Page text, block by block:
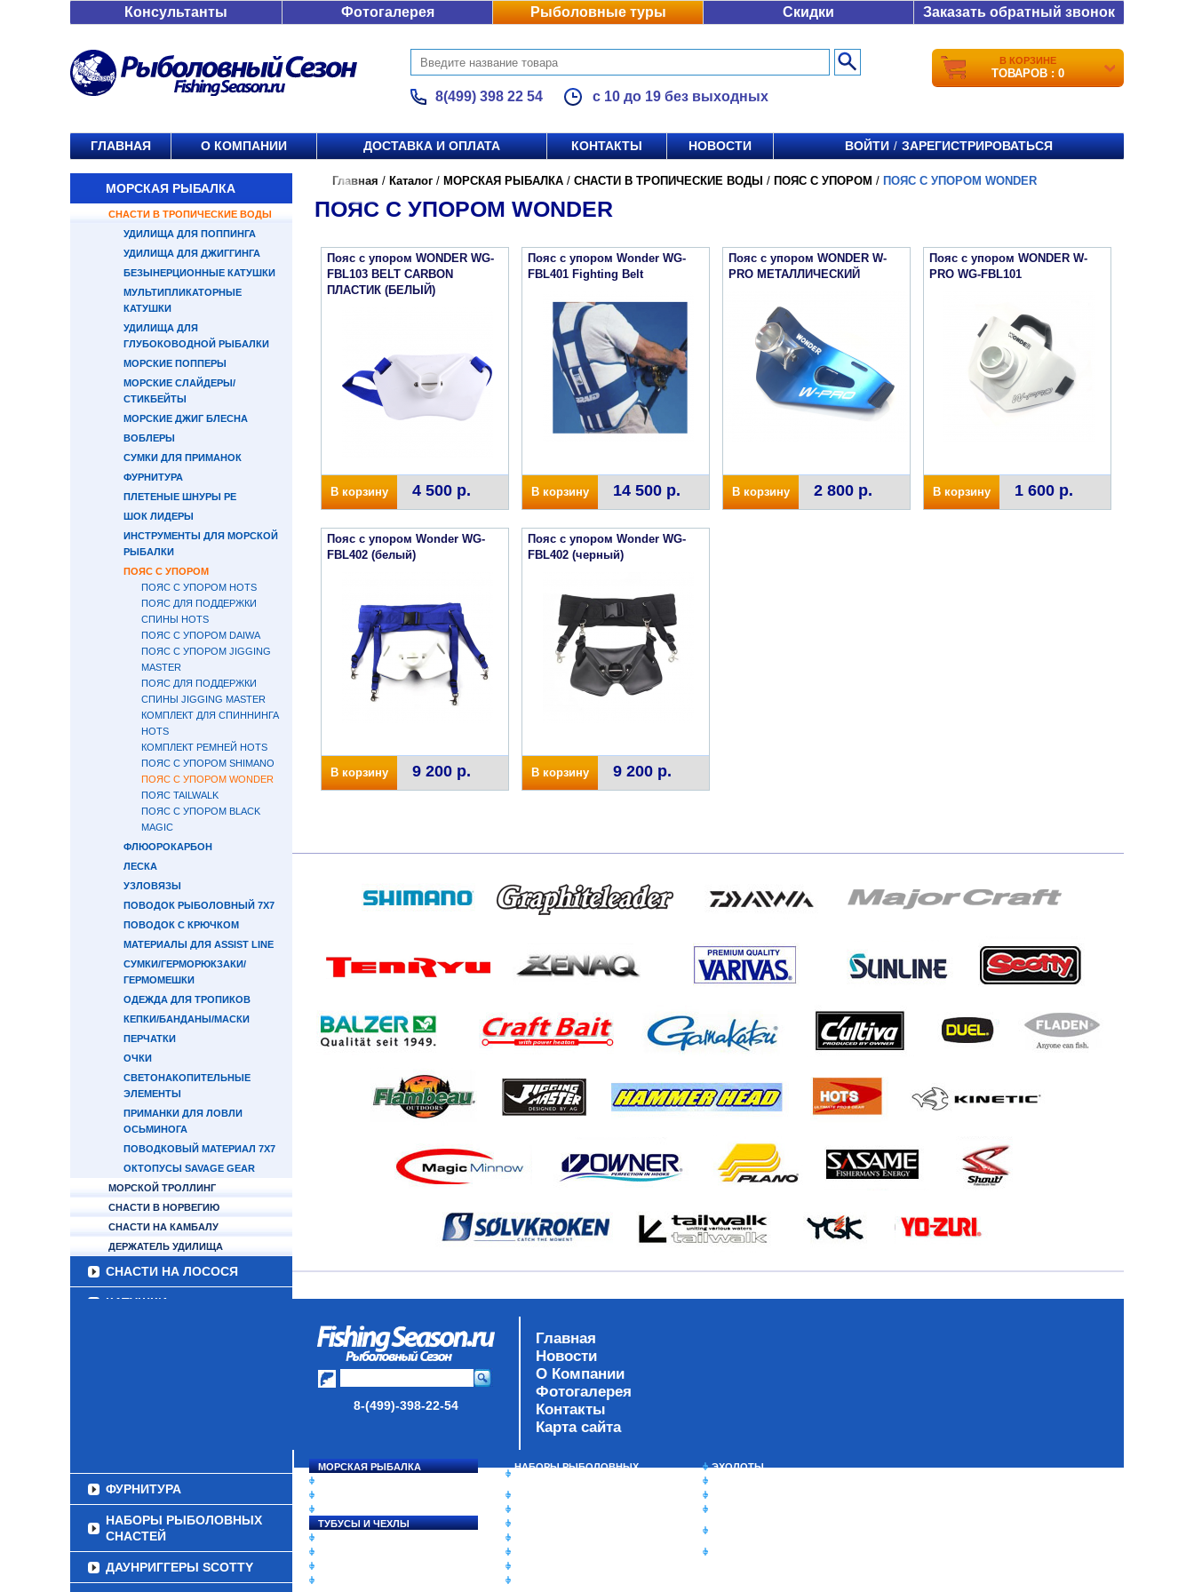
Консультанты Фотогалерея Рыболовные туры Скидки Заказать обратный звонок
8(499) 398 22 54 с 10 до 19 без выходных
В КОРЗИНЕ
ТОВАРОВ : 0
ГЛАВНАЯ О КОМПАНИИ ДОСТАВКА И ОПЛАТА КОНТАКТЫ НОВОСТИ ВОЙТИ / ЗАРЕГИСТРИРОВАТЬСЯ
МОРСКАЯ РЫБАЛКА
СНАСТИ В ТРОПИЧЕСКИЕ ВОДЫ
УДИЛИЩА ДЛЯ ПОППИНГА
УДИЛИЩА ДЛЯ ДЖИГГИНГА
БЕЗЫНЕРЦИОННЫЕ КАТУШКИ
МУЛЬТИПЛИКАТОРНЫЕ
КАТУШКИ
УДИЛИЩА ДЛЯ
ГЛУБОКОВОДНОЙ РЫБАЛКИ
МОРСКИЕ ПОППЕРЫ
МОРСКИЕ СЛАЙДЕРЫ/
СТИКБЕЙТЫ
МОРСКИЕ ДЖИГ БЛЕСНА
ВОБЛЕРЫ
СУМКИ ДЛЯ ПРИМАНОК
ФУРНИТУРА
ПЛЕТЕНЫЕ ШНУРЫ PE
ШОК ЛИДЕРЫ
ИНСТРУМЕНТЫ ДЛЯ МОРСКОЙ
РЫБАЛКИ
ПОЯС С УПОРОМ
ПОЯС С УПОРОМ HOTS
ПОЯС ДЛЯ ПОДДЕРЖКИ
СПИНЫ HOTS
ПОЯС С УПОРОМ DAIWA
ПОЯС С УПОРОМ JIGGING
MASTER
ПОЯС ДЛЯ ПОДДЕРЖКИ
СПИНЫ JIGGING MASTER
КОМПЛЕКТ ДЛЯ СПИННИНГА
HOTS
КОМПЛЕКТ РЕМНЕЙ HOTS
ПОЯС С УПОРОМ SHIMANO
ПОЯС С УПОРОМ WONDER
ПОЯС TAILWALK
ПОЯС С УПОРОМ BLACK
MAGIC
ФЛЮОРОКАРБОН
ЛЕСКА
УЗЛОВЯЗЫ
ПОВОДОК РЫБОЛОВНЫЙ 7Х7
ПОВОДОК С КРЮЧКОМ
МАТЕРИАЛЫ ДЛЯ ASSIST LINE
СУМКИ/ГЕРМОРЮКЗАКИ/
ГЕРМОМЕШКИ
ОДЕЖДА ДЛЯ ТРОПИКОВ
КЕПКИ/БАНДАНЫ/МАСКИ
ПЕРЧАТКИ
ОЧКИ
СВЕТОНАКОПИТЕЛЬНЫЕ
ЭЛЕМЕНТЫ
ПРИМАНКИ ДЛЯ ЛОВЛИ
ОСЬМИНОГА
ПОВОДКОВЫЙ МАТЕРИАЛ 7Х7
ОКТОПУСЫ SAVAGE GEAR
МОРСКОЙ ТРОЛЛИНГ
СНАСТИ В НОРВЕГИЮ
СНАСТИ НА КАМБАЛУ
ДЕРЖАТЕЛЬ УДИЛИЩА
СНАСТИ НА ЛОСОСЯ
КАТУШКИ
ФУРНИТУРА
НАБОРЫ РЫБОЛОВНЫХ
СНАСТЕЙ
ДАУНРИГГЕРЫ SCOTTY
Главная / Каталог / МОРСКАЯ РЫБАЛКА / СНАСТИ В ТРОПИЧЕСКИЕ ВОДЫ / ПОЯС С УПОРОМ / ПОЯС С УПОРОМ WONDER
ПОЯС С УПОРОМ WONDER
Пояс с упором WONDER WG-
FBL103 BELT CARBON
ПЛАСТИК (БЕЛЫЙ)
В корзину 4 500 р.
Пояс с упором Wonder WG-
FBL401 Fighting Belt
В корзину 14 500 р.
Пояс с упором WONDER W-
PRO МЕТАЛЛИЧЕСКИЙ
В корзину 2 800 р.
Пояс с упором WONDER W-
PRO WG-FBL101
В корзину 1 600 р.
Пояс с упором Wonder WG-
FBL402 (белый)
В корзину 9 200 р.
Пояс с упором Wonder WG-
FBL402 (черный)
В корзину 9 200 р.
8-(499)-398-22-54
Главная
Новости
О Компании
Фотогалерея
Контакты
Карта сайта
МОРСКАЯ РЫБАЛКА
ТУБУСЫ И ЧЕХЛЫ
НАБОРЫ РЫБОЛОВНЫХ
ЭХОЛОТЫ